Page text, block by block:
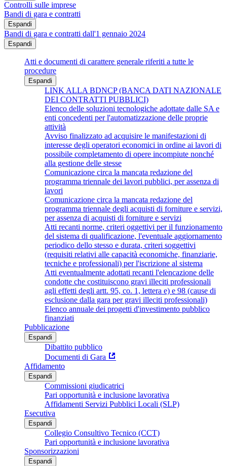
Controlli sulle imprese
Bandi di gara e contratti
Espandi
Bandi di gara e contratti dall'1 gennaio 2024
Espandi
Atti e documenti di carattere generale riferiti a tutte le
procedure
Espandi
LINK ALLA BDNCP (BANCA DATI NAZIONALE
DEI CONTRATTI PUBBLICI)
Elenco delle soluzioni tecnologiche adottate dalle SA e
enti concedenti per l'automatizzazione delle proprie
attività
Avviso finalizzato ad acquisire le manifestazioni di
interesse degli operatori economici in ordine ai lavori di
possibile completamento di opere incompiute nonché
alla gestione delle stesse
Comunicazione circa la mancata redazione del
programma triennale dei lavori pubblici, per assenza di
lavori
Comunicazione circa la mancata redazione del
programma triennale degli acquisti di forniture e servizi,
per assenza di acquisti di forniture e servizi
Atti recanti norme, criteri oggettivi per il funzionamento
del sistema di qualificazione, l'eventuale aggiornamento
periodico dello stesso e durata, criteri soggettivi
(requisiti relativi alle capacità economiche, finanziarie,
tecniche e professionali) per l'iscrizione al sistema
Atti eventualmente adottati recanti l'elencazione delle
condotte che costituiscono gravi illeciti professionali
agli effetti degli artt. 95, co. 1, lettera e) e 98 (cause di
esclusione dalla gara per gravi illeciti professionali)
Elenco annuale dei progetti d'investimento pubblico
finanziati
Pubblicazione
Espandi
Dibattito pubblico
Documenti di Gara
Affidamento
Espandi
Commissioni giudicatrici
Pari opportunità e inclusione lavorativa
Affidamenti Servizi Pubblici Locali (SLP)
Esecutiva
Espandi
Collegio Consultivo Tecnico (CCT)
Pari opportunità e inclusione lavorativa
Sponsorizzazioni
Espandi